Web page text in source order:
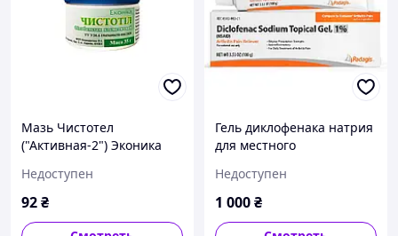
Мазь Чистотел
("Активная-2") Эконика
Недоступен
92₴
Гель диклофенака натрия
для местного
Padagis
Недоступен
1 000₴